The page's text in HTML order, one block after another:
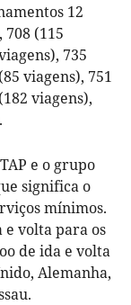
12
(115
735
viagens), 751
viagens),
e o grupo
significa o
mínimos.
e volta para os
de ida e volta
Alemanha,